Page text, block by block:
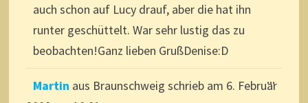
auch schon auf Lucy drauf, aber die hat ihn
runter geschüttelt. War sehr lustig das zu
beobachten!Ganz lieben GrußDenise:D
Martin aus Braunschweig schrieb am 6. Februar
...